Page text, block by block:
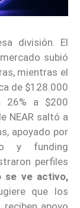
división. El
subió
mientras el
de $128.000
26% a $200
NEAR saltó a
apoyado por
y funding
perfiles
se ve activo,
que los